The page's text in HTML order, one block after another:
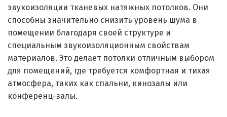
звукоизоляции тканевых натяжных потолков. Они
способны значительно снизить уровень шума в
помещении благодаря своей структуре и
специальным звукоизоляционным свойствам
материалов. Это делает потолки отличным выбором
для помещений, где требуется комфортная и тихая
атмосфера, таких как спальни, кинозалы или
конференц-залы.